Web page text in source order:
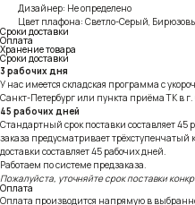
Дизайнер: Не определено
Цвет плафона: Светло-Серый,
Сроки доставки
Оплата
Хранение товара
Сроки доставки
3 рабочих дня
У нас имеется складская программа с
Санкт-Петербург или пункта приёма ТК в
45 рабочих дней
Стандартный срок поставки составляет 45
заказа предусматривает трёхступенчатый
доставки составляет 45 рабочих дней.
Работаем по системе предзаказа.
Пожалуйста, уточняйте срок поставки
Оплата
Оплата производится напрямую в